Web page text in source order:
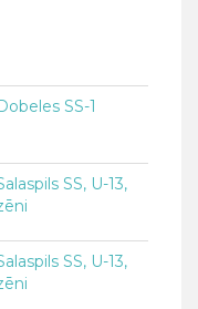
SS-1
SS, U-13,
SS, U-13,